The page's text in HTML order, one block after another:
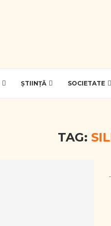
ȘTIINȚĂ SOCIETATE
TAG: